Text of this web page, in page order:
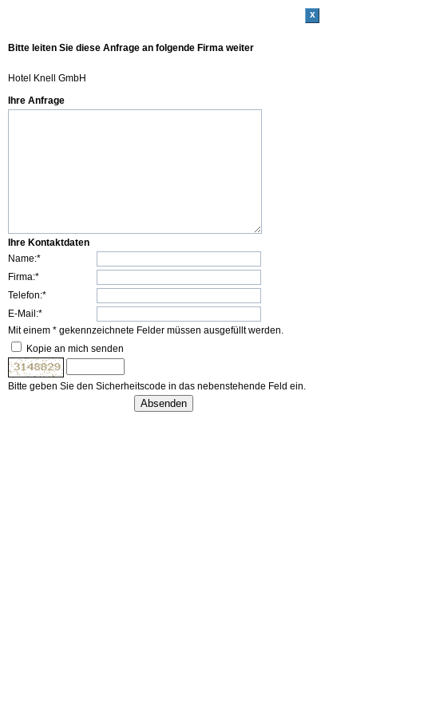
x
Bitte leiten Sie diese Anfrage an folgende Firma weiter
Hotel Knell GmbH
Ihre Anfrage
Ihre Kontaktdaten
Name:*
Firma:*
Telefon:*
E-Mail:*
Mit einem * gekennzeichnete Felder müssen ausgefüllt werden.
Kopie an mich senden
Bitte geben Sie den Sicherheitscode in das nebenstehende Feld ein.